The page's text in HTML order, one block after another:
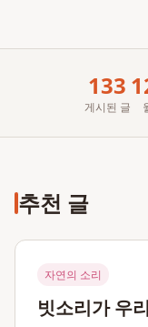
133
게시된 글
추천 글
자연의 소리
빗소리가 우